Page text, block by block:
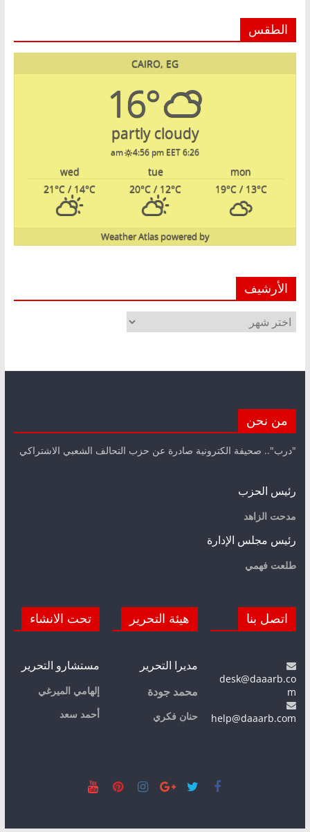
الطقس
CAIRO, EG
16°
partly cloudy
6:26 am
4:56 pm EET
mon
tue
wed
19°C/ 13°C
20°C / 12°C
21°C / 14°C
powered by
Weather Atlas
الأرشيف
الأرشيف
من نحن
"درب".. صحيفة الكترونية صادرة عن حزب التحالف الشعبي الاشتراكي
رئيس الحزب
مدحت الزاهد
رئيس مجلس الإدارة
طلعت فهمي
اتصل بنا
desk@daaarb.co
m
help@daaarb.com
هيئة التحرير
مديرا التحرير
محمد جودة
حنان فكري
تحت الانشاء
مستشارو التحرير
إلهامي الميرغي
أحمد سعد